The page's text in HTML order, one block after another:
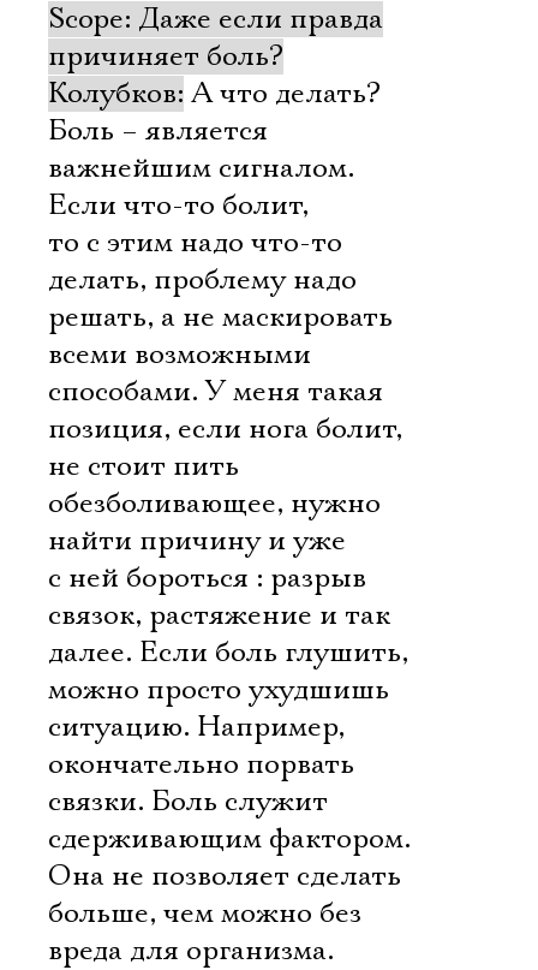
Scope: Даже если правда
причиняет боль?
Колубков: А что делать?
Боль – является
важнейшим сигналом.
Если что-то болит,
то с этим надо что-то
делать, проблему надо
решать, а не маскировать
всеми возможными
способами. У меня такая
позиция, если нога болит,
не стоит пить
обезболивающее, нужно
найти причину и уже
с ней бороться : разрыв
связок, растяжение и так
далее. Если боль глушить,
можно просто ухудшишь
ситуацию. Например,
окончательно порвать
связки. Боль служит
сдерживающим фактором.
Она не позволяет сделать
больше, чем можно без
вреда для организма.